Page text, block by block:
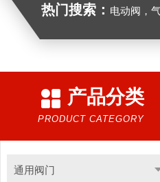
热门搜索： 电动阀，气
产品分类
PRODUCT CATEGORY
通用阀门